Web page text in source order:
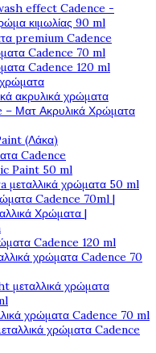
effect Cadence -
κιμωλίας 90 ml
premium Cadence
Cadence 70 ml
Cadence 120 ml
ακρυλικά χρώματα
Ματ Ακρυλικά Χρώματα
(Λάκα)
Cadence
Paint 50 ml
μεταλλικά χρώματα 50 ml
Cadence 70ml |
Χρώματα |
Cadence 120 ml
χρώματα Cadence 70
μεταλλικά χρώματα
χρώματα Cadence 70 ml
χρώματα Cadence